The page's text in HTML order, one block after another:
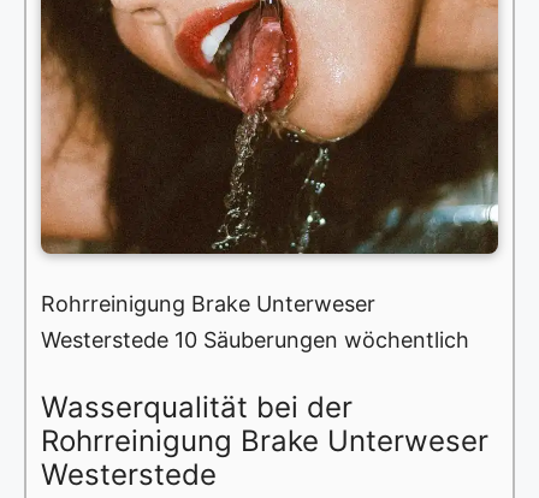
Rohrreinigung Brake Unterweser
Westerstede 10 Säuberungen wöchentlich
Wasserqualität bei der
Rohrreinigung Brake Unterweser
Westerstede